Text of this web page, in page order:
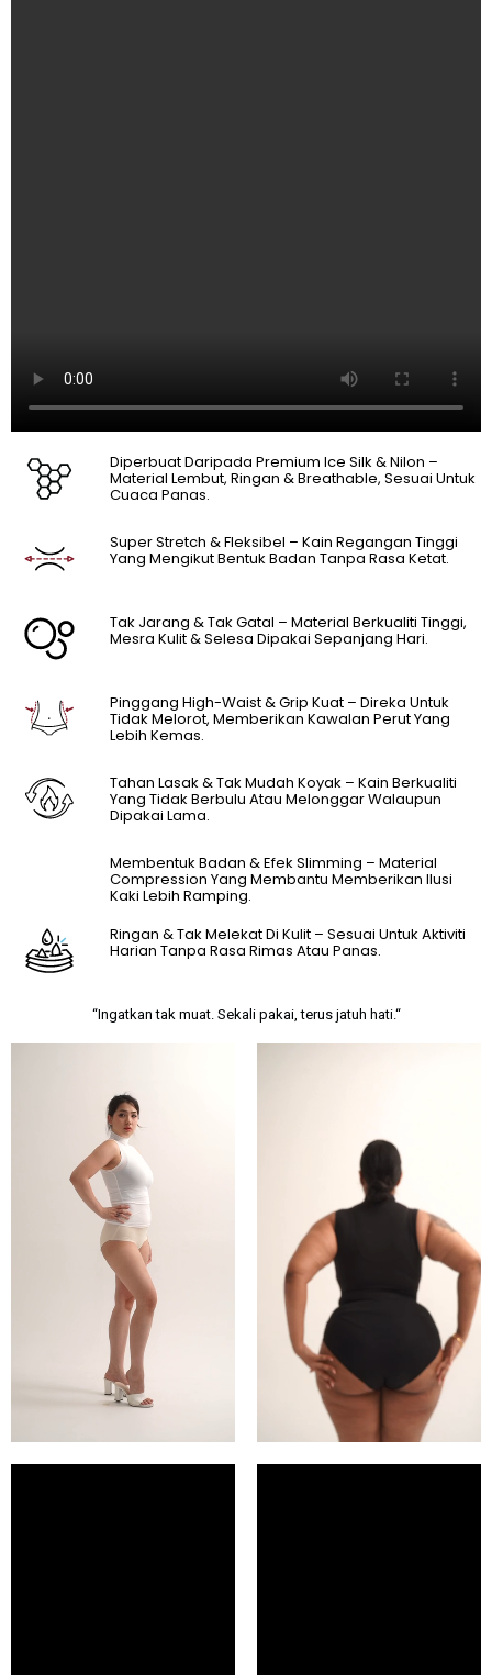
Diperbuat Daripada Premium Ice Silk & Nilon –
Material Lembut, Ringan & Breathable, Sesuai Untuk
Cuaca Panas.
Super Stretch & Fleksibel – Kain Regangan Tinggi
Yang Mengikut Bentuk Badan Tanpa Rasa Ketat.
Tak Jarang & Tak Gatal – Material Berkualiti Tinggi,
Mesra Kulit & Selesa Dipakai Sepanjang Hari.
Pinggang High-Waist & Grip Kuat – Direka Untuk
Tidak Melorot, Memberikan Kawalan Perut Yang
Lebih Kemas.
Tahan Lasak & Tak Mudah Koyak – Kain Berkualiti
Yang Tidak Berbulu Atau Melonggar Walaupun
Dipakai Lama.
Membentuk Badan & Efek Slimming – Material
Compression Yang Membantu Memberikan Ilusi
Kaki Lebih Ramping.
Ringan & Tak Melekat Di Kulit – Sesuai Untuk Aktiviti
Harian Tanpa Rasa Rimas Atau Panas.
“Ingatkan tak muat. Sekali pakai, terus jatuh hati.“​